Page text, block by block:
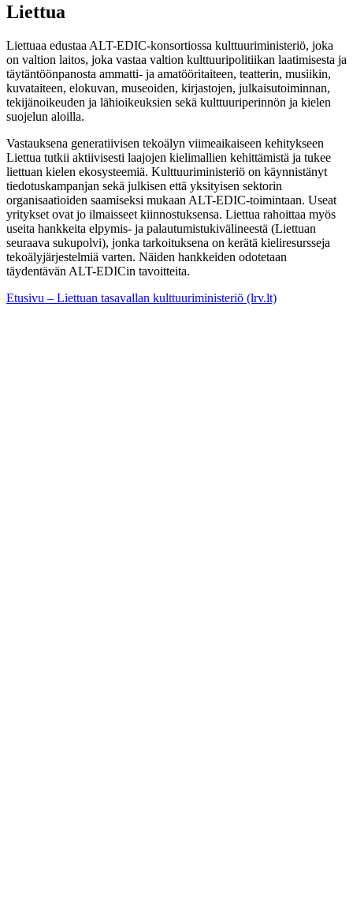
Liettua
Liettuaa edustaa ALT-EDIC-konsortiossa kulttuuriministeriö, joka
on valtion laitos, joka vastaa valtion kulttuuripolitiikan laatimisesta ja
täytäntöönpanosta ammatti- ja amatööritaiteen, teatterin, musiikin,
kuvataiteen, elokuvan, museoiden, kirjastojen, julkaisutoiminnan,
tekijänoikeuden ja lähioikeuksien sekä kulttuuriperinnön ja kielen
suojelun aloilla.
Vastauksena generatiivisen tekoälyn viimeaikaiseen kehitykseen
Liettua tutkii aktiivisesti laajojen kielimallien kehittämistä ja tukee
liettuan kielen ekosysteemiä. Kulttuuriministeriö on käynnistänyt
tiedotuskampanjan sekä julkisen että yksityisen sektorin
organisaatioiden saamiseksi mukaan ALT-EDIC-toimintaan. Useat
yritykset ovat jo ilmaisseet kiinnostuksensa. Liettua rahoittaa myös
useita hankkeita elpymis- ja palautumistukivälineestä (Liettuan
seuraava sukupolvi), jonka tarkoituksena on kerätä kieliresursseja
tekoälyjärjestelmiä varten. Näiden hankkeiden odotetaan
täydentävän ALT-EDICin tavoitteita.
Etusivu – Liettuan tasavallan kulttuuriministeriö (lrv.lt)